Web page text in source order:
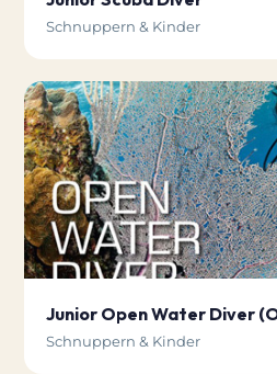
Schnuppern & Kinder
Junior Open Water Diver
Schnuppern & Kinder